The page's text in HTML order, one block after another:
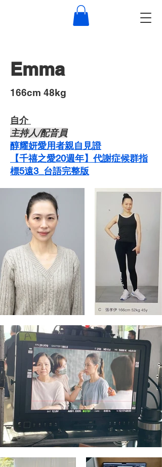
Emma
​166cm 48kg
自介 ​
主持人/配音員
醇耀妍愛用者親自見證
【千禧之愛20週年】代謝症候群指
標5遠3_台語完整版